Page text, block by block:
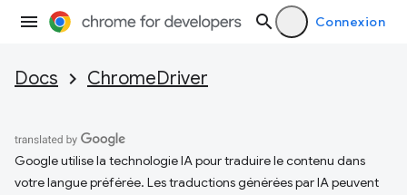
Connexion
Docs ChromeDriver
Google utilise la technologie IA pour traduire le contenu dans
votre langue préférée. Les traductions générées par IA peuvent